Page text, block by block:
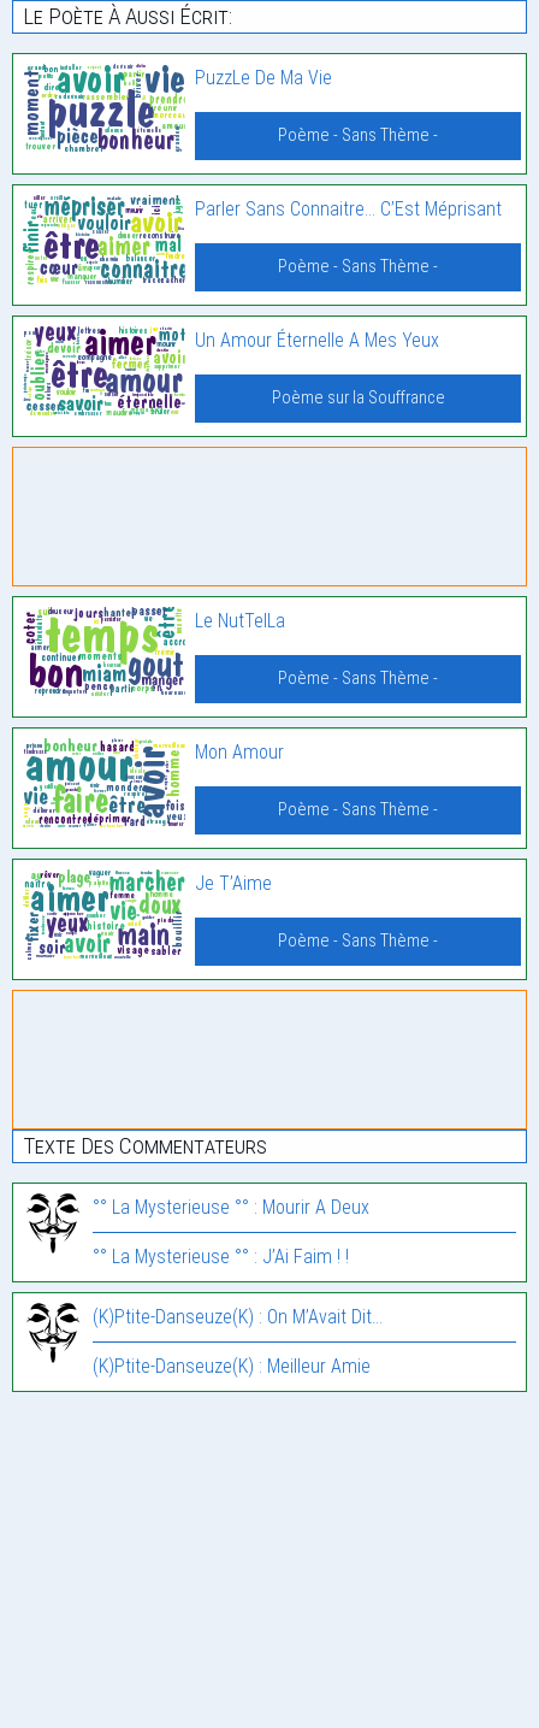
Le Poète À Aussi Écrit:
PuzzLe De Ma Vie
Poème - Sans Thème -
Parler Sans Connaitre… C’Est Méprisant
Poème - Sans Thème -
Un Amour Éternelle A Mes Yeux
Poème sur la Souffrance
Le NutTelLa
Poème - Sans Thème -
Mon Amour
Poème - Sans Thème -
Je T’Aime
Poème - Sans Thème -
Texte Des Commentateurs
°° La Mysterieuse °° : Mourir A Deux
°° La Mysterieuse °° : J’Ai Faim ! !
(K)Ptite-Danseuze(K) : On M’Avait Dit…
(K)Ptite-Danseuze(K) : Meilleur Amie